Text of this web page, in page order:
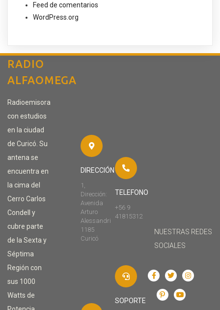
Feed de comentarios
WordPress.org
RADIO
ALFAOMEGA
Radioemisora
con estudios
en la ciudad
de Curicó. Su
antena se
encuentra en
la cima del
Cerro Carlos
Condell y
cubre parte
de la Sexta y
Séptima
Región con
sus 1000
Watts de
DIRECCIÓN
1,
Dirección:
Avenida
Arturo
Alessandri
1185
Curicó
TELEFONO
+56 9
41815312
SOPORTE
NUESTRAS REDES
SOCIALES